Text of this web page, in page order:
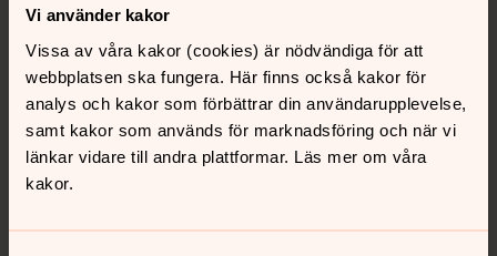
Vi använder kakor
Vissa av våra kakor (cookies) är nödvändiga för att
webbplatsen ska fungera. Här finns också kakor för
analys och kakor som förbättrar din användarupplevelse,
samt kakor som används för marknadsföring och när vi
länkar vidare till andra plattformar. Läs mer om våra
kakor.
Kontakt
Kalender
Hitta snabbt